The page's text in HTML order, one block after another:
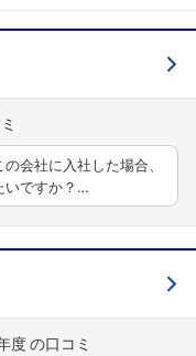
会社に入社した場合、
いですか？…
度